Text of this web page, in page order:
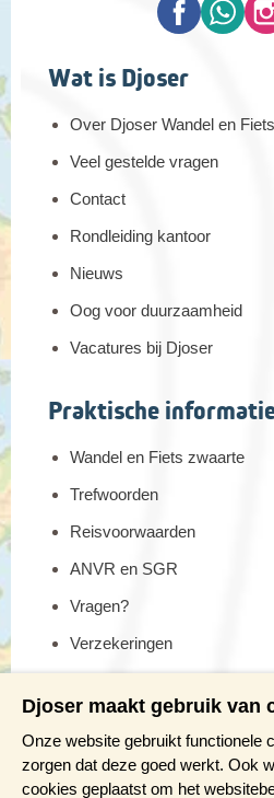
Wat is Djoser
Over Djoser Wandel en Fiets
Veel gestelde vragen
Contact
Rondleiding kantoor
Nieuws
Oog voor duurzaamheid
Vacatures bij Djoser
Praktische
Wandel en Fiets zwaarte
Trefwoorden
Reisvoorwaarden
ANVR en SGR
Vragen?
Verzekeringen
Meer weten?
Brochure aanvragen
Djoser maakt gebruik van
Onze website gebruikt functionele
zorgen dat deze goed werkt. Ook
cookies geplaatst om het